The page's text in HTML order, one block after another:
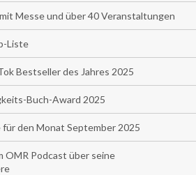
Messe und über 40 Veranstaltungen
Liste
Bestseller des Jahres 2025
Buch-Award 2025
den Monat September 2025
OMR Podcast über seine